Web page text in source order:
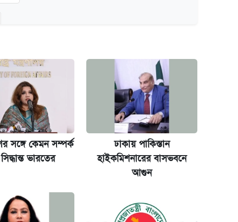
খান
বন্ধ
সঙ্গে কেমন সম্পর্ক
ভারতের
ঢাকায় পাকিস্তান
হাইকমিশনারের বাসভবনে
আগুন